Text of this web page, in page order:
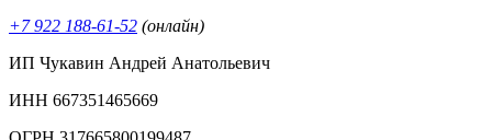
+7 922 188-61-52 (онлайн)
ИП Чукавин Андрей Анатольевич
ИНН 667351465669